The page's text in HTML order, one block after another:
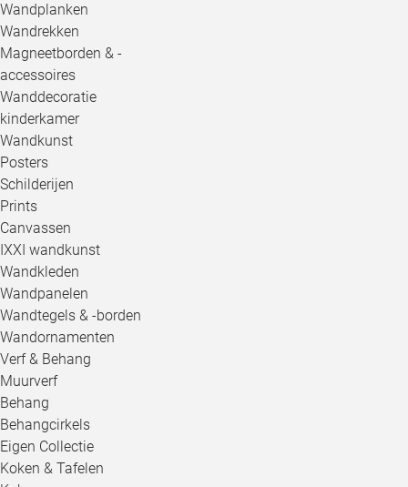
Wandplanken
Wandrekken
Magneetborden & -
accessoires
Wanddecoratie
kinderkamer
Wandkunst
Posters
Schilderijen
Prints
Canvassen
IXXI wandkunst
Wandkleden
Wandpanelen
Wandtegels & -borden
Wandornamenten
Verf & Behang
Muurverf
Behang
Behangcirkels
Eigen Collectie
Koken & Tafelen